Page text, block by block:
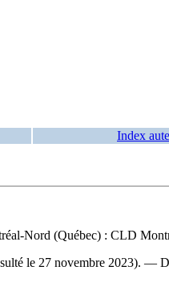
Index
Nord (Québec) : CLD
le 27 novembre 2023). —